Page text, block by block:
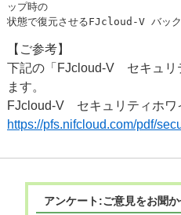
ップ時の
状態で復元させるFJcloud-V バック
【ご参考】
下記の「FJcloud-V セキュリ
ます。
FJcloud-V セキュリティホワ
https://pfs.nifcloud.com/pdf/
アンケート:ご意見をお聞